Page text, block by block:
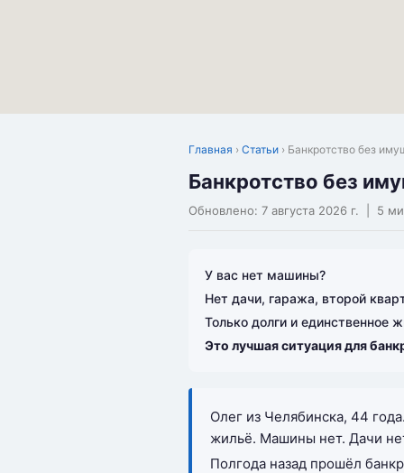
Главная › Статьи › Банкротство без
Банкротство без
Обновлено: 7 августа 2026 г. | 5
У вас нет машины?
Нет дачи, гаража, второй
Только долги и единственное
Это лучшая ситуация для
Олег из Челябинска, 44
жильё. Машины нет. Дачи
Полгода назад прошёл